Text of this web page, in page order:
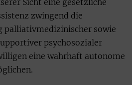
Sicht eine gesetzliche
zwingend die
palliativmedizinischer sowie
psychosozialer
eine wahrhaft autonome